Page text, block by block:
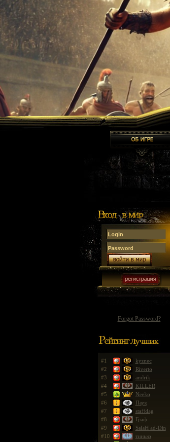
Forgot Password?
#1 kyznec
#2
Riverto
#3
andrik
#4
KILLER
#5
Neeko
#6
Паук
#7
staffdag
#8
Граф
#9
SalaH ad-Din
#10
тинько